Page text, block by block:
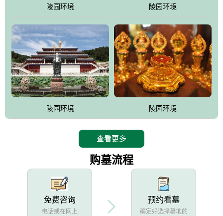
陵园环境 陵园环境
陵园环境 陵园环境
查看更多
购墓流程
免费咨询
电话或在网上
预约看墓
确定好选择墓地的